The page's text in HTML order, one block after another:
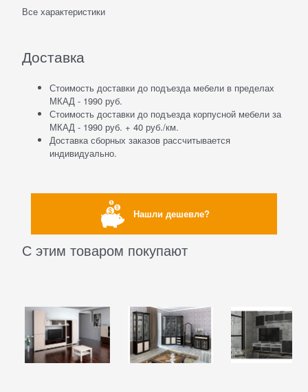
Все характеристики
Доставка
Стоимость доставки до подъезда мебели в пределах
МКАД - 1990 руб.
Стоимость доставки до подъезда корпусной мебели за
МКАД - 1990 руб. + 40 руб./км.
Доставка сборных заказов рассчитывается
индивидуально.
Нашли дешевле?
С этим товаром покупают